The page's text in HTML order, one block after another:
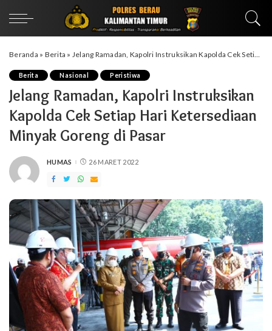
Beranda » Berita » Jelang Ramadan, Kapolri Instruksikan Kapolda Cek Setiap Hari Ketersediaan Minyak Goreng di Pasar
Berita Nasional Peristiwa
Jelang Ramadan, Kapolri Instruksikan
Kapolda Cek Setiap Hari Ketersediaan
Minyak Goreng di Pasar
POSTED
HUMAS 26 MARET 2022